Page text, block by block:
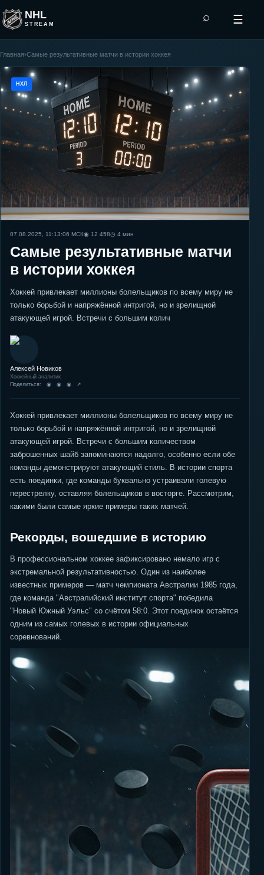
NHL
STREAM
⌕ ☰
Главная›Самые результативные матчи в истории хоккея
НХЛ
07.08.2025, 11:13:06 МСК◉ 12 458◷ 4 мин
Самые результативные матчи
в истории хоккея
Хоккей привлекает миллионы болельщиков по всему миру не
только борьбой и напряжённой интригой, но и зрелищной
атакующей игрой. Встречи с большим колич
Алексей Новиков
Хоккейный аналитик
Поделиться: ◉ ◉ ◉ ↗
Хоккей привлекает миллионы болельщиков по всему миру не
только борьбой и напряжённой интригой, но и зрелищной
атакующей игрой. Встречи с большим количеством
заброшенных шайб запоминаются надолго, особенно если обе
команды демонстрируют атакующий стиль. В истории спорта
есть поединки, где команды буквально устраивали голевую
перестрелку, оставляя болельщиков в восторге. Рассмотрим,
какими были самые яркие примеры таких матчей.
Рекорды, вошедшие в историю
В профессиональном хоккее зафиксировано немало игр с
экстремальной результативностью. Один из наиболее
известных примеров — матч чемпионата Австралии 1985 года,
где команда "Австралийский институт спорта" победила
"Новый Южный Уэльс" со счётом 58:0. Этот поединок остаётся
одним из самых голевых в истории официальных
соревнований.